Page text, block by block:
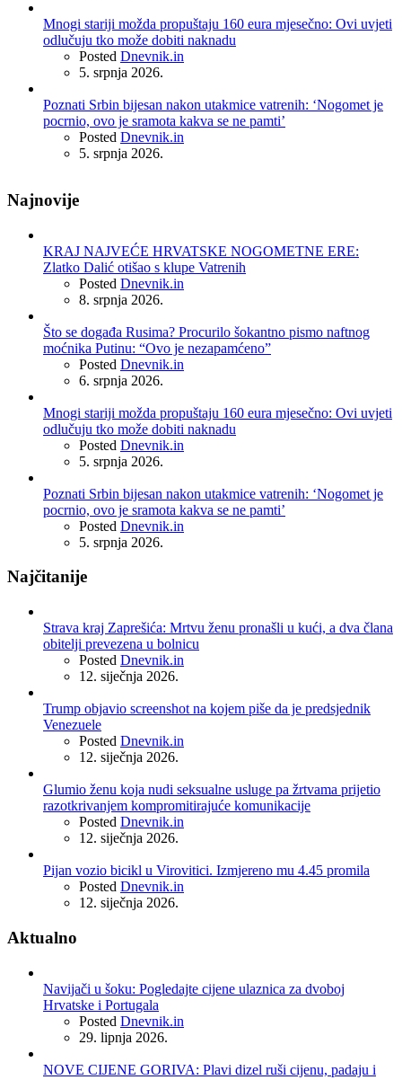
Mnogi stariji možda propuštaju 160 eura mjesečno: Ovi uvjeti
odlučuju tko može dobiti naknadu
Posted Dnevnik.in
5. srpnja 2026.
Poznati Srbin bijesan nakon utakmice vatrenih: ‘Nogomet je
pocrnio, ovo je sramota kakva se ne pamti’
Posted Dnevnik.in
5. srpnja 2026.
Najnovije
KRAJ NAJVEĆE HRVATSKE NOGOMETNE ERE:
Zlatko Dalić otišao s klupe Vatrenih
Posted Dnevnik.in
8. srpnja 2026.
Što se događa Rusima? Procurilo šokantno pismo naftnog
moćnika Putinu: “Ovo je nezapamćeno”
Posted Dnevnik.in
6. srpnja 2026.
Mnogi stariji možda propuštaju 160 eura mjesečno: Ovi uvjeti
odlučuju tko može dobiti naknadu
Posted Dnevnik.in
5. srpnja 2026.
Poznati Srbin bijesan nakon utakmice vatrenih: ‘Nogomet je
pocrnio, ovo je sramota kakva se ne pamti’
Posted Dnevnik.in
5. srpnja 2026.
Najčitanije
Strava kraj Zaprešića: Mrtvu ženu pronašli u kući, a dva člana
obitelji prevezena u bolnicu
Posted Dnevnik.in
12. siječnja 2026.
Trump objavio screenshot na kojem piše da je predsjednik
Venezuele
Posted Dnevnik.in
12. siječnja 2026.
Glumio ženu koja nudi seksualne usluge pa žrtvama prijetio
razotkrivanjem kompromitirajuće komunikacije
Posted Dnevnik.in
12. siječnja 2026.
Pijan vozio bicikl u Virovitici. Izmjereno mu 4.45 promila
Posted Dnevnik.in
12. siječnja 2026.
Aktualno
Navijači u šoku: Pogledajte cijene ulaznica za dvoboj
Hrvatske i Portugala
Posted Dnevnik.in
29. lipnja 2026.
NOVE CIJENE GORIVA: Plavi dizel ruši cijenu, padaju i